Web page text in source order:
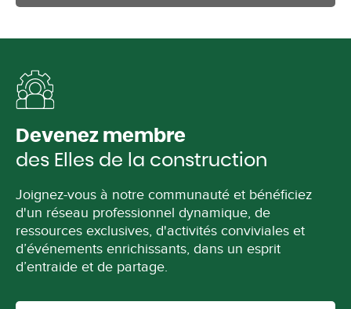
Devenez membre
des Elles de la construction
Joignez-vous à notre communauté et bénéficiez
d'un réseau professionnel dynamique, de
ressources exclusives, d'activités conviviales et
d’événements enrichissants, dans un esprit
d’entraide et de partage.